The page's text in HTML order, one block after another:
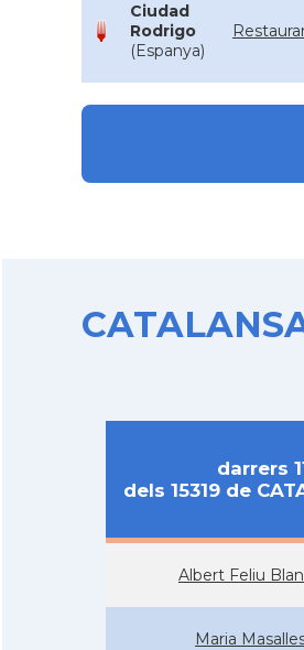
Ciudad
Rodrigo
(Espanya)
darrers
dels 15319 de
Albert Feliu
Maria